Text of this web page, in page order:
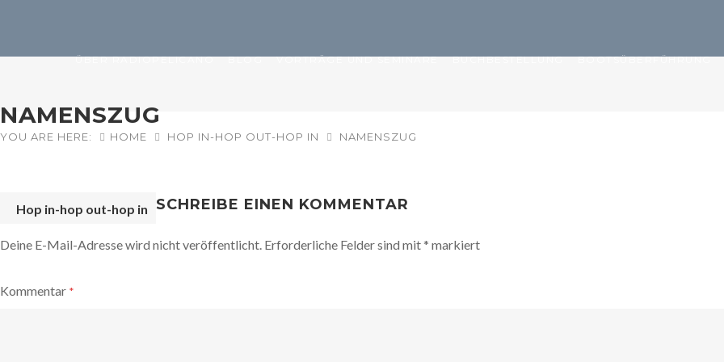
ÜBER RADIOPELICANO BLOG VORTRÄGE UND SEMINARE BUCHBESTELLUNG BOOTSÜBERFÜHRUNG
NAMENSZUG
YOU ARE HERE: HOME HOP IN-HOP OUT-HOP IN NAMENSZUG
POST
Hop in-hop out-hop in SCHREIBE EINEN KOMMENTAR
Deine E-Mail-Adresse wird nicht veröffentlicht. Erforderliche Felder sind mit* markiert
Kommentar *